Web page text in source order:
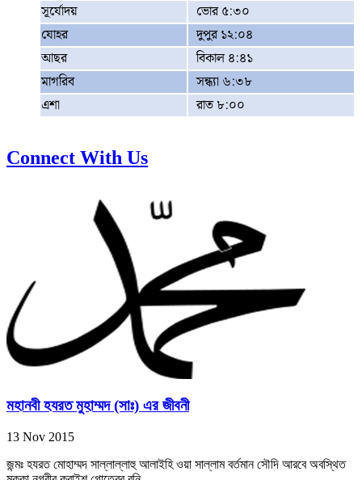
সূর্যোদয়
ভোর ৫:৩০
যোহর
দুপুর ১২:০৪
আছর
বিকাল ৪:৪১
মাগরিব
সন্ধ্যা ৬:৩৮
এশা
রাত ৮:০০
Connect With Us
মহানবী হযরত মুহাম্মদ (সাঃ) এর জীবনী
13 Nov 2015
জন্মঃ হযরত মোহাম্মদ সাল্লাল্লাহু আলাইহি ওয়া সাল্লাম বর্তমান সৌদি আরবে অবস্থিত